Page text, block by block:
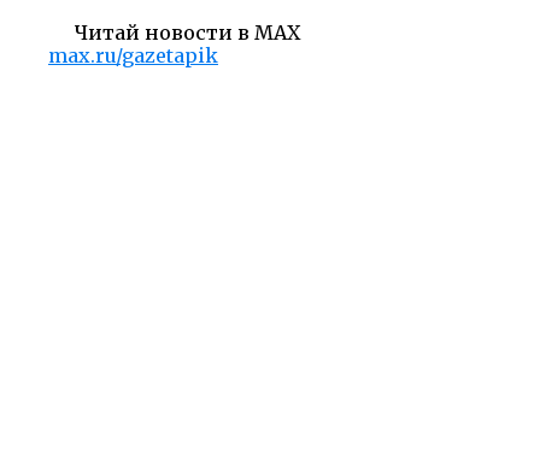
Читай новости в MAX
max.ru/gazetapik